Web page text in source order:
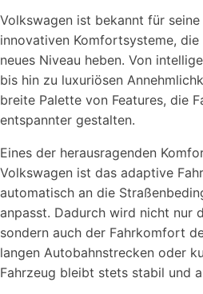
Volkswagen ist bekannt für
innovativen Komfortsysteme, die
neues Niveau heben. Von
bis hin zu luxuriösen
breite Palette von Features, die
entspannter gestalten.
Eines der herausragenden
Volkswagen ist das adaptive
automatisch an die
anpasst. Dadurch wird nicht nur
sondern auch der Fahrkomfort
langen Autobahnstrecken oder
Fahrzeug bleibt stets stabil und